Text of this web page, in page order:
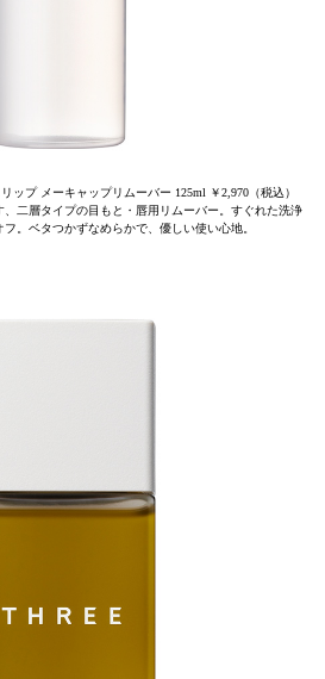
ップ メーキャップリムーバー 125ml ￥2,970（税込）
二層タイプの目もと・唇用リムーバー。すぐれた洗浄
。ベタつかずなめらかで、優しい使い心地。